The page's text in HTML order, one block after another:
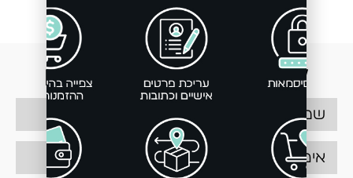
be the first to know